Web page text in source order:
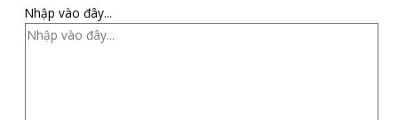
Nhập vào đây...